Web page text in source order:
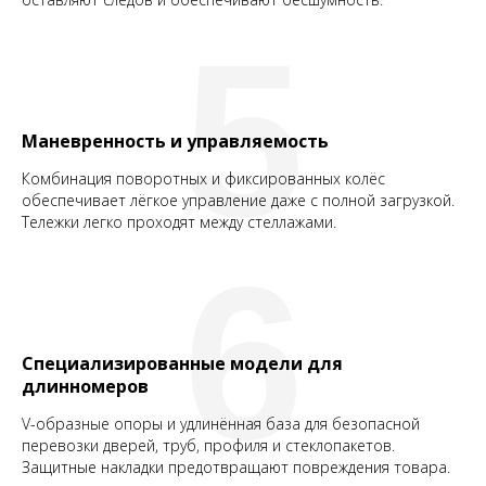
Маневренность и управляемость
Комбинация поворотных и фиксированных колёс
обеспечивает лёгкое управление даже с полной загрузкой.
Тележки легко проходят между стеллажами.
5
Специализированные модели для
длинномеров
V-образные опоры и удлинённая база для безопасной
перевозки дверей, труб, профиля и стеклопакетов.
Защитные накладки предотвращают повреждения товара.
6